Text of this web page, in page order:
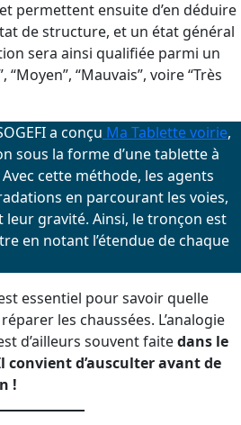
permettent ensuite d’en déduire
de structure, et un état général
sera ainsi qualifiée parmi un
“Moyen”, “Mauvais”, voire “Très
a conçu Ma Tablette voirie,
sous la forme d’une tablette à
cette méthode, les agents
en parcourant les voies,
gravité. Ainsi, le tronçon est
en notant l’étendue de chaque
essentiel pour savoir quelle
les chaussées. L’analogie
d’ailleurs souvent faitedans le
convient d’ausculter avant de
!